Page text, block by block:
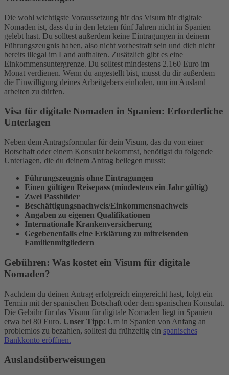
Die wohl wichtigste Voraussetzung für das Visum für digitale
Nomaden ist, dass du in den letzten fünf Jahren nicht in Spanien
gelebt hast. Du solltest außerdem keine Eintragungen in deinem
Führungszeugnis haben, also nicht vorbestraft sein und dich nicht
bereits illegal im Land aufhalten. Zusätzlich gibt es eine
Einkommensuntergrenze. Du solltest mindestens 2.160 Euro im
Monat verdienen. Wenn du angestellt bist, musst du dir außerdem
die Einwilligung deines Arbeitgebers einholen, um im Ausland
arbeiten zu dürfen.
Visa für digitale Nomaden in Spanien: Erforderliche
Unterlagen
Neben dem Antragsformular für dein Visum, das du von einer
Botschaft oder einem Konsulat bekommst, benötigst du folgende
Unterlagen, die du deinem Antrag beilegen musst:
Führungszeugnis ohne Eintragungen
Einen gültigen Reisepass (mindestens ein Jahr gültig)
Zwei Passbilder
Beschäftigungsnachweis/Einkommensnachweis
Angaben zu eigenen Qualifikationen
Internationale Krankenversicherung
Gegebenenfalls eine Erklärung zu mitreisenden
Familienmitgliedern
Gebühren: Was kostet ein Visum für digitale
Nomaden?
Nachdem du deinen Antrag erfolgreich eingereicht hast, folgt ein
Termin mit der spanischen Botschaft oder dem spanischen Konsulat.
Die Gebühr für das Visum für digitale Nomaden liegt in Spanien
etwa bei 80 Euro. Unser Tipp: Um in Spanien von Anfang an
problemlos zu bezahlen, solltest du frühzeitig ein spanisches
Bankkonto eröffnen.
Auslandsüberweisungen